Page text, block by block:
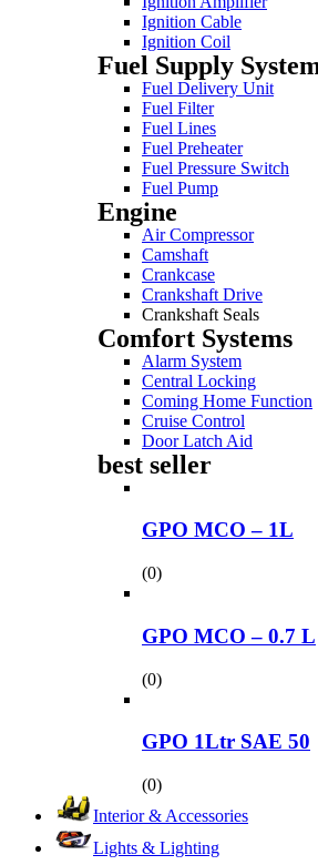
Ignition Cable
Ignition Coil
Fuel Supply
Fuel Delivery Unit
Fuel Filter
Fuel Lines
Fuel Preheater
Fuel Pressure Switch
Fuel Pump
Engine
Air Compressor
Camshaft
Crankcase
Crankshaft Drive
Crankshaft Seals
Comfort Systems
Alarm System
Central Locking
Coming Home Function
Cruise Control
Door Latch Aid
best seller
GPO MCO – 1L
(0)
GPO MCO – 0.7 L
(0)
GPO 1Ltr SAE 50
(0)
Interior & Accessories
Lights & Lighting